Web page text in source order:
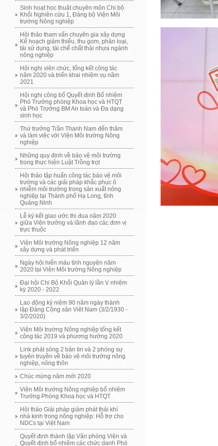
Sinh hoạt học thuật chuyên môn Chi bộ
Khối Nghiên cứu 1, Đảng bộ Viện Môi
trường Nông nghiệp
Hội thảo tham vấn chuyên gia xây dựng
Kế hoạch giảm thiểu, thu gom, phân loại,
tái sử dụng, tái chế chất thải nhựa ngành
nông nghiệp
Hội nghị viên chức, tổng kết công tác
năm 2020 và triển khai nhiệm vụ năm
2021
Hội nghị công bố Quyết định Bổ nhiệm
Phó Trưởng phòng Khoa học và HTQT
và Phó Trưởng BM An toàn và Đa dạng
sinh học
Thứ trưởng Trần Thanh Nam đến thăm
và làm việc với Viện Môi trường Nông
nghiệp
Những quy định về bảo vệ môi trường
trong thực hiện Luật Trồng trọt
Hội thảo tập huấn công tác bảo vệ môi
trường và các giải pháp khắc phục ô
nhiễm môi trường trong sản xuất nông
nghiệp tại Thành phố Hạ Long, tỉnh
Quảng Ninh
Lễ ký kết giao ước thi đua năm 2020
giữa Viện trưởng và lãnh đạo các đơn vị
trực thuộc
Viện Môi trường Nông nghiệp 12 năm
xây dựng và phát triển
Ngày hội hiến máu tình nguyện năm
2020 tại Viện Môi trường Nông nghiệp
Đại hội Chi Bộ Khối Quản lý lần V nhiệm
kỳ 2020 - 2022
Lao động kỷ niệm 90 năm ngày thành
lập Đảng Cộng sản Việt Nam (3/2/1930 -
3/2/2020)
Viện Môi trường Nông nghiệp tổng kết
công tác 2019 và phương hướng 2020
Link phát sóng 2 bản tin và 2 phóng sự
tuyên truyền về bảo vệ môi trường nông
nghiệp, nông thôn
Chúc mừng năm mới 2020
Viện Môi trường Nông nghiệp bổ nhiệm
Trưởng Phòng Khoa học và HTQT
Hội thảo Giải pháp giảm phát thải khí
nhà kinh trong nông nghiệp: Hỗ trợ cho
NDCs tại Việt Nam
Quyết định thành lập Văn phòng Viện và
Quyết định bổ nhiệm các chức danh Phó